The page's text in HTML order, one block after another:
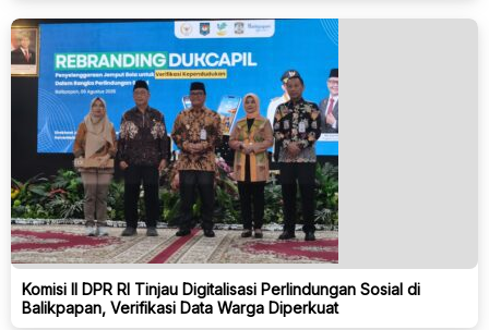
Komisi II DPR RI Tinjau Digitalisasi Perlindungan Sosial di
Balikpapan, Verifikasi Data Warga Diperkuat